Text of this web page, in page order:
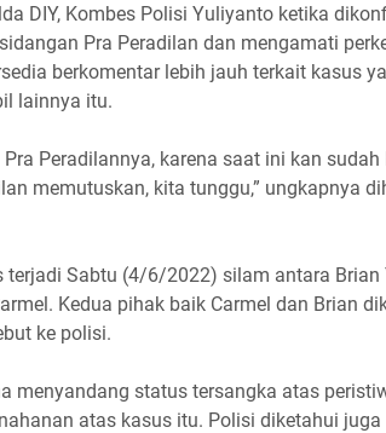
DIY, Kombes Polisi Yuliyanto ketika
Pra Peradilan dan mengamati
berkomentar lebih jauh terkait kasus
lainnya itu.
Peradilannya, karena saat ini kan
memutuskan, kita tunggu,” ungkapnya
terjadi Sabtu (4/6/2022) silam antara Brian
Kedua pihak baik Carmel dan Brian
ke polisi.
menyandang status tersangka atas
atas kasus itu. Polisi diketahui